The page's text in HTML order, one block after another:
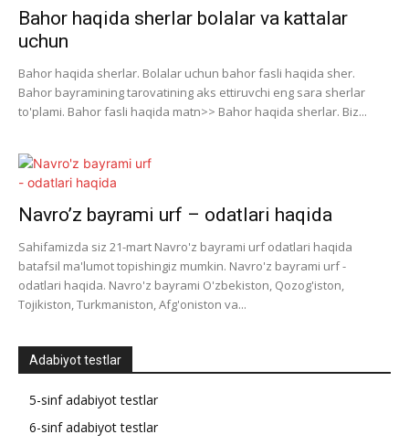
Bahor haqida sherlar bolalar va kattalar
uchun
Bahor haqida sherlar. Bolalar uchun bahor fasli haqida sher.
Bahor bayramining tarovatining aks ettiruvchi eng sara sherlar
to'plami. Bahor fasli haqida matn>> Bahor haqida sherlar. Biz...
Navro’z bayrami urf – odatlari haqida
Sahifamizda siz 21-mart Navro'z bayrami urf odatlari haqida
batafsil ma'lumot topishingiz mumkin. Navro'z bayrami urf -
odatlari haqida. Navro'z bayrami O'zbekiston, Qozog'iston,
Tojikiston, Turkmaniston, Afg'oniston va...
Adabiyot testlar
5-sinf adabiyot testlar
6-sinf adabiyot testlar